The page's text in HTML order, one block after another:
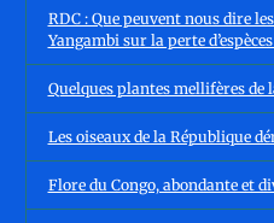
RDC : Que peuvent nous dire
Yangambi sur la perte
Quelques plantes mellifères
Les oiseaux de la République
Flore du Congo, abondante et